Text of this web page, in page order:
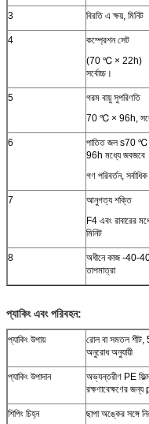
3 বিরতি এ ক্ষয়, মিনিট
4
কম্প্রেশন সেট
(70 ℃ × 22h)
সর্বোচ্চ।
5
গরম বায়ু সুপরিণতি
70 ℃ × 96h,
6
পাতিত জল s70 ℃
96h মধ্যে জবজবে
গণ পরিবর্তন, সর্বাধিক
7
আনুগত্য শক্তি
F4 এবং রাবারের
মিনিট
8
অধীনে কাজ -40-
তাপমাত্রা
প্যাকিং এবং পরিবহন:
প্যাকিং উপায়
রোল বা সমতল শীট,
অনুরোধ অনুযায়ী
প্যাকিং উপাদান
অভ্যন্তরীণ PE ফিল্ম
রক্ষণাবেক্ষণের
শিপিং চিহ্ন ছাপা অঙ্কের সঙ্গে